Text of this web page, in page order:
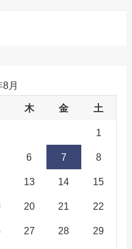
8月
木 金 土
1
6 7 8
13 14 15
20 21 22
27 28 29